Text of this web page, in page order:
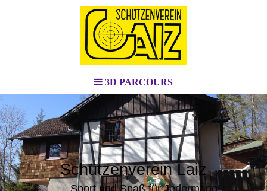
3D PARCOURS
Schützenverein Laiz
Sport und Spaß für Jedermann